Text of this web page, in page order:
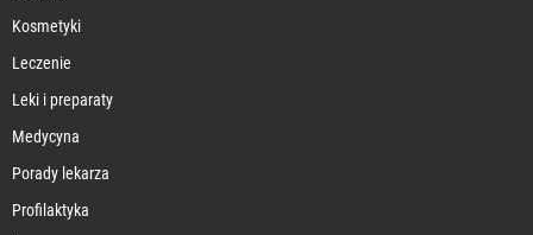
Kosmetyki
Leczenie
Leki i preparaty
Medycyna
Porady lekarza
Profilaktyka